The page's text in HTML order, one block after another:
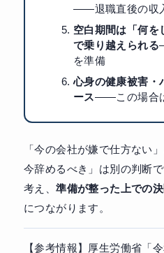
——退職直後の収
空白期間は「何を
で乗り越えられる
を準備
心身の健康被害・
ース——この場合
「今の会社が嫌で仕方ない
今辞めるべき」は別の判断
考え、準備が整った上での
につながります。
【参考情報】厚生労働省「